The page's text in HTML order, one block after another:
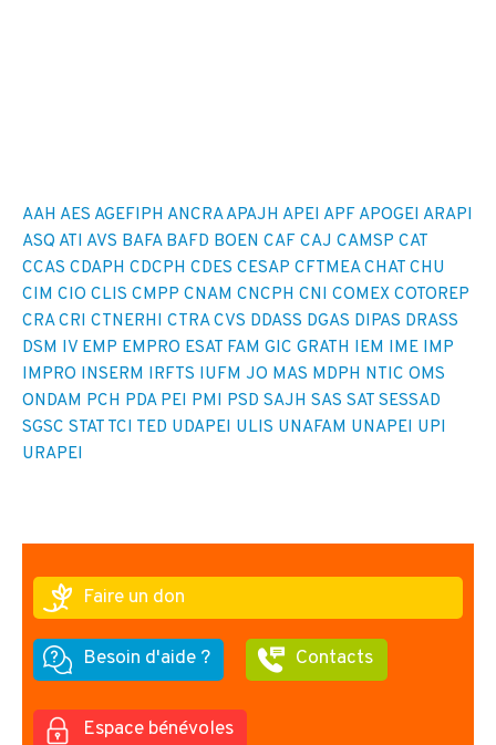
AAH AES AGEFIPH ANCRA APAJH APEI APF APOGEI ARAPI
ASQ ATI AVS BAFA BAFD BOEN CAF CAJ CAMSP CAT
CCAS CDAPH CDCPH CDES CESAP CFTMEA CHAT CHU
CIM CIO CLIS CMPP CNAM CNCPH CNI COMEX COTOREP
CRA CRI CTNERHI CTRA CVS DDASS DGAS DIPAS DRASS
DSM IV EMP EMPRO ESAT FAM GIC GRATH IEM IME IMP
IMPRO INSERM IRFTS IUFM JO MAS MDPH NTIC OMS
ONDAM PCH PDA PEI PMI PSD SAJH SAS SAT SESSAD
SGSC STAT TCI TED UDAPEI ULIS UNAFAM UNAPEI UPI
URAPEI
Faire un don
Besoin d'aide ? Contacts
Espace bénévoles